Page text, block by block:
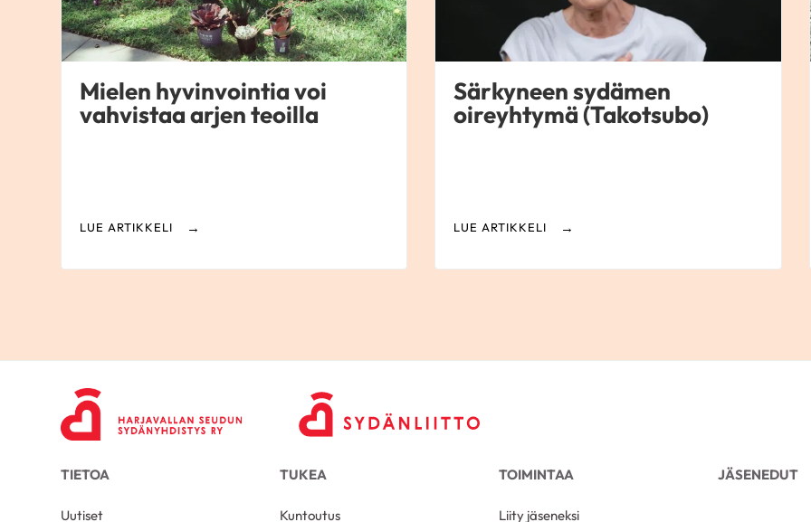
Mielen hyvinvointia voi
vahvistaa arjen teoilla
LUE ARTIKKELI
Särkyneen sydämen
oireyhtymä (Takotsubo)
LUE ARTIKKELI
TIETOA
Uutiset
TUKEA
Kuntoutus
TOIMINTAA
Liity jäseneksi
JÄSENEDUT